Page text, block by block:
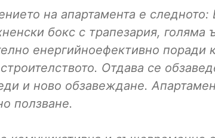
на апартамента е
бокс с трапезария,
енергийноефективно поради
Отдава се
и ново обзавеждане.
ползване.